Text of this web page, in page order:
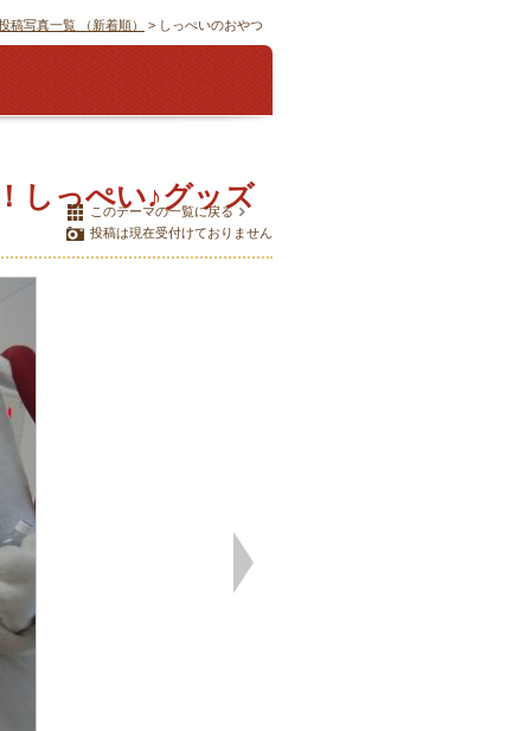
稿写真一覧 （新着順） > しっぺいのおやつ
しっぺい♪グッズ
このテーマの一覧に戻る
投稿は現在受付けておりません